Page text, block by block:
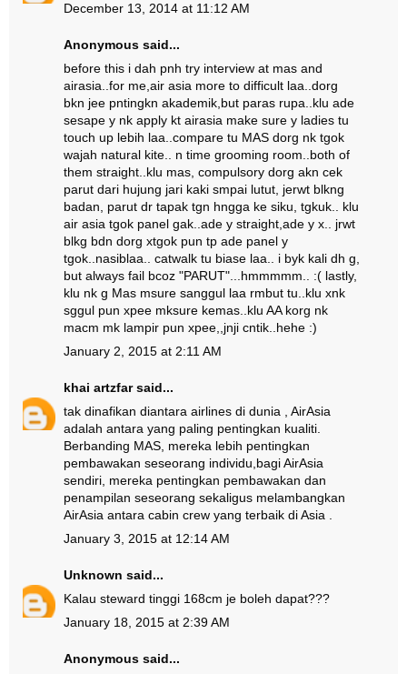
December 13, 2014 at 11:12 AM
Anonymous said...
before this i dah pnh try interview at mas and
airasia..for me,air asia more to difficult laa..dorg
bkn jee pntingkn akademik,but paras rupa..klu ade
sesape y nk apply kt airasia make sure y ladies tu
touch up lebih laa..compare tu MAS dorg nk tgok
wajah natural kite.. n time grooming room..both of
them straight..klu mas, compulsory dorg akn cek
parut dari hujung jari kaki smpai lutut, jerwt blkng
badan, parut dr tapak tgn hngga ke siku, tgkuk.. klu
air asia tgok panel gak..ade y straight,ade y x.. jrwt
blkg bdn dorg xtgok pun tp ade panel y
tgok..nasiblaa.. catwalk tu biase laa.. i byk kali dh g,
but always fail bcoz "PARUT"...hmmmmm.. :( lastly,
klu nk g Mas msure sanggul laa rmbut tu..klu xnk
sggul pun xpee mksure kemas..klu AA korg nk
macm mk lampir pun xpee,,jnji cntik..hehe :)
January 2, 2015 at 2:11 AM
khai artzfarsaid...
tak dinafikan diantara airlines di dunia , AirAsia
adalah antara yang paling pentingkan kualiti.
Berbanding MAS, mereka lebih pentingkan
pembawakan seseorang individu,bagi AirAsia
sendiri, mereka pentingkan pembawakan dan
penampilan seseorang sekaligus melambangkan
AirAsia antara cabin crew yang terbaik di Asia .
January 3, 2015 at 12:14 AM
Unknown said...
Kalau steward tinggi 168cm je boleh dapat???
January 18, 2015 at 2:39 AM
Anonymous said...